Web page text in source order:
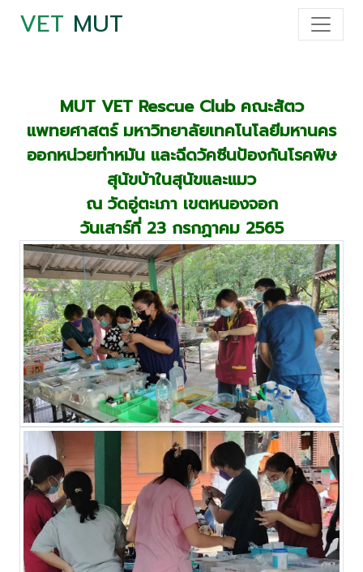
VET MUT
MUT VET Rescue Club คณะสัตว
แพทยศาสตร์ มหาวิทยาลัยเทคโนโลยีมหานคร
ออกหน่วยทำหมัน และฉีดวัคซีนป้องกันโรคพิษ
สุนัขบ้าในสุนัขและแมว
ณ วัดอู่ตะเภา เขตหนองจอก
วันเสาร์ที่ 23 กรกฏาคม 2565